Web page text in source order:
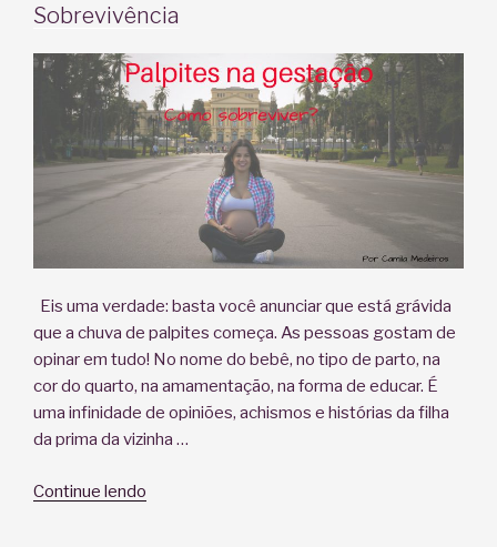
Sobrevivência
Eis uma verdade: basta você anunciar que está grávida
que a chuva de palpites começa. As pessoas gostam de
opinar em tudo! No nome do bebê, no tipo de parto, na
cor do quarto, na amamentação, na forma de educar. É
uma infinidade de opiniões, achismos e histórias da filha
da prima da vizinha …
Continue lendo